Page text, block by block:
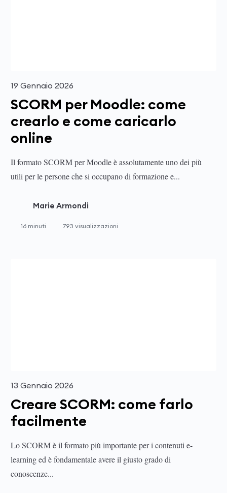
19 Gennaio 2026
SCORM per Moodle: come
crearlo e come caricarlo
online
Il formato SCORM per Moodle è assolutamente uno dei più
utili per le persone che si occupano di formazione e...
Marie Armondi
16 minuti 793 visualizzazioni
13 Gennaio 2026
Creare SCORM: come farlo
facilmente
Lo SCORM è il formato più importante per i contenuti e-
learning ed è fondamentale avere il giusto grado di
conoscenze...